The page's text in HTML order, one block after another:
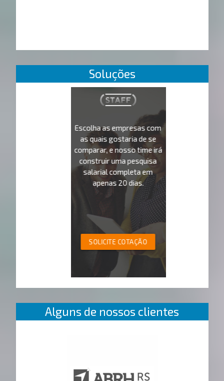
Soluções
Escolha as empresas com
as quais gostaria de se
comparar, e nosso time irá
construir uma pesquisa
salarial completa em
apenas 20 dias.
SOLICITE COTAÇÃO
Alguns de nossos clientes